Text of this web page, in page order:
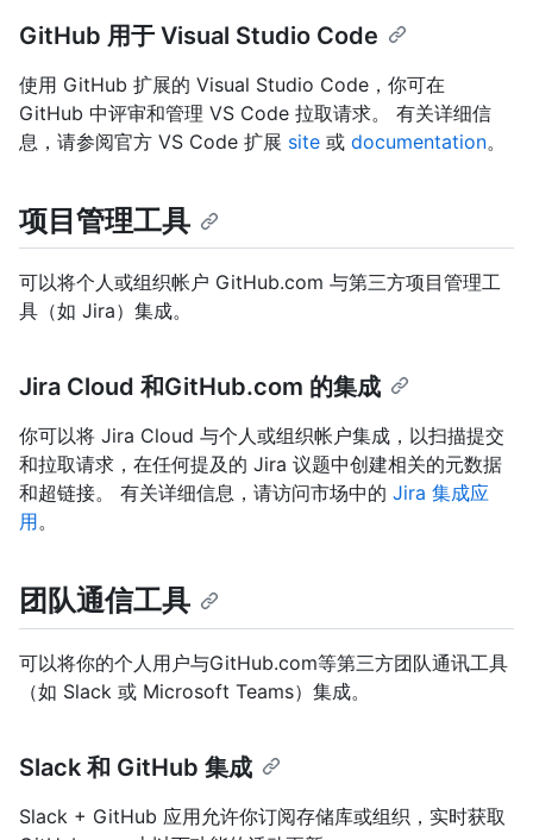
GitHub 用于 Visual Studio Code
使用 GitHub 扩展的 Visual Studio Code，你可在
GitHub 中评审和管理 VS Code 拉取请求。 有关详细信
息，请参阅官方 VS Code 扩展 site 或 documentation。
项目管理工具
可以将个人或组织帐户 GitHub.com 与第三方项目管理工
具（如 Jira）集成。
Jira Cloud 和GitHub.com 的集成
你可以将 Jira Cloud 与个人或组织帐户集成，以扫描提交
和拉取请求，在任何提及的 Jira 议题中创建相关的元数据
和超链接。 有关详细信息，请访问市场中的 Jira 集成应
用。
团队通信工具
可以将你的个人用户与GitHub.com等第三方团队通讯工具
（如 Slack 或 Microsoft Teams）集成。
Slack 和 GitHub 集成
Slack + GitHub 应用允许你订阅存储库或组织，实时获取